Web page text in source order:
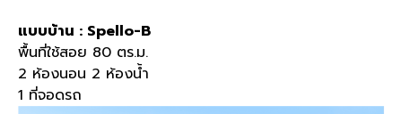
แบบบ้าน : Spello-B
พื้นที่ใช้สอย 80 ตร.ม.
2 ห้องนอน 2 ห้องน้ำ
1 ที่จอดรถ